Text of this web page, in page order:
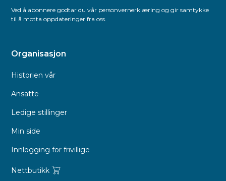
Ved å abonnere godtar du vår personvernerklæring og gir samtykke
til å motta oppdateringer fra oss.
Organisasjon
Historien vår
Ansatte
Ledige stillinger
Min side
Innlogging for frivillige
Nettbutikk